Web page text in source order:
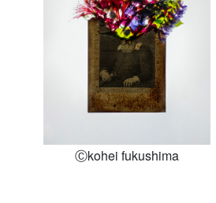
Ⓒkohei fukushima